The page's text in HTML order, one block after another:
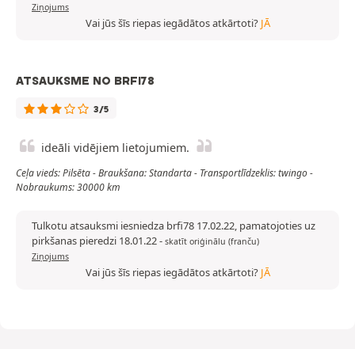
Ziņojums
Vai jūs šīs riepas iegādātos atkārtoti? JĀ
ATSAUKSME NO BRFI78
3/5
ideāli vidējiem lietojumiem.
Ceļa vieds: Pilsēta - Braukšana: Standarta - Transportlīdzeklis: twingo -
Nobraukums: 30000 km
Tulkotu atsauksmi iesniedza brfi78 17.02.22, pamatojoties uz
pirkšanas pieredzi 18.01.22- skatīt oriģinālu (franču)
Ziņojums
Vai jūs šīs riepas iegādātos atkārtoti? JĀ